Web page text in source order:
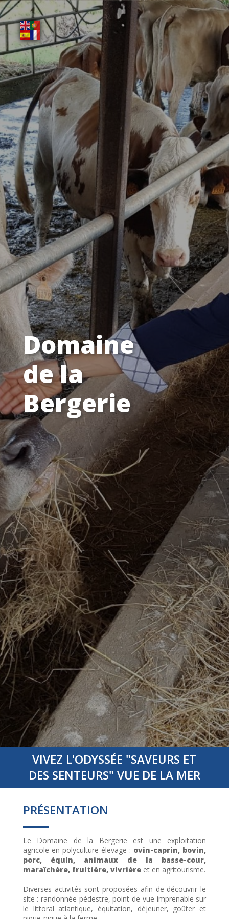
Domaine
de la
Bergerie
VIVEZ L'ODYSSÉE "SAVEURS ET
DES SENTEURS" VUE DE LA MER
PRÉSENTATION
Le Domaine de la Bergerie est une exploitation
agricole en polyculture élevage : ovin-caprin, bovin,
porc, équin, animaux de la basse-cour,
maraîchère, fruitière, vivrièreet en agritourisme.
Diverses activités sont proposées afin de découvrir le
site : randonnée pédestre, point de vue imprenable sur
le littoral atlantique, équitation, déjeuner, goûter et